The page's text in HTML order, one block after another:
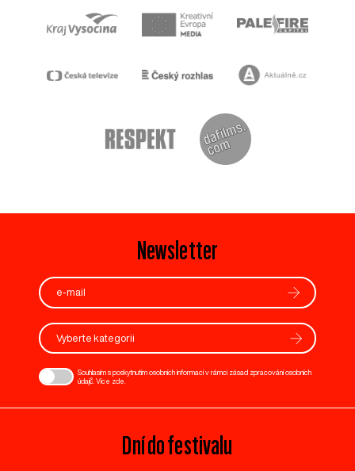
Newsletter
Vyberte kategorii
Souhlasím s poskytnutím osobních informací v rámci zásad zpracování osobních
údajů. Více zde
Dní do festivalu